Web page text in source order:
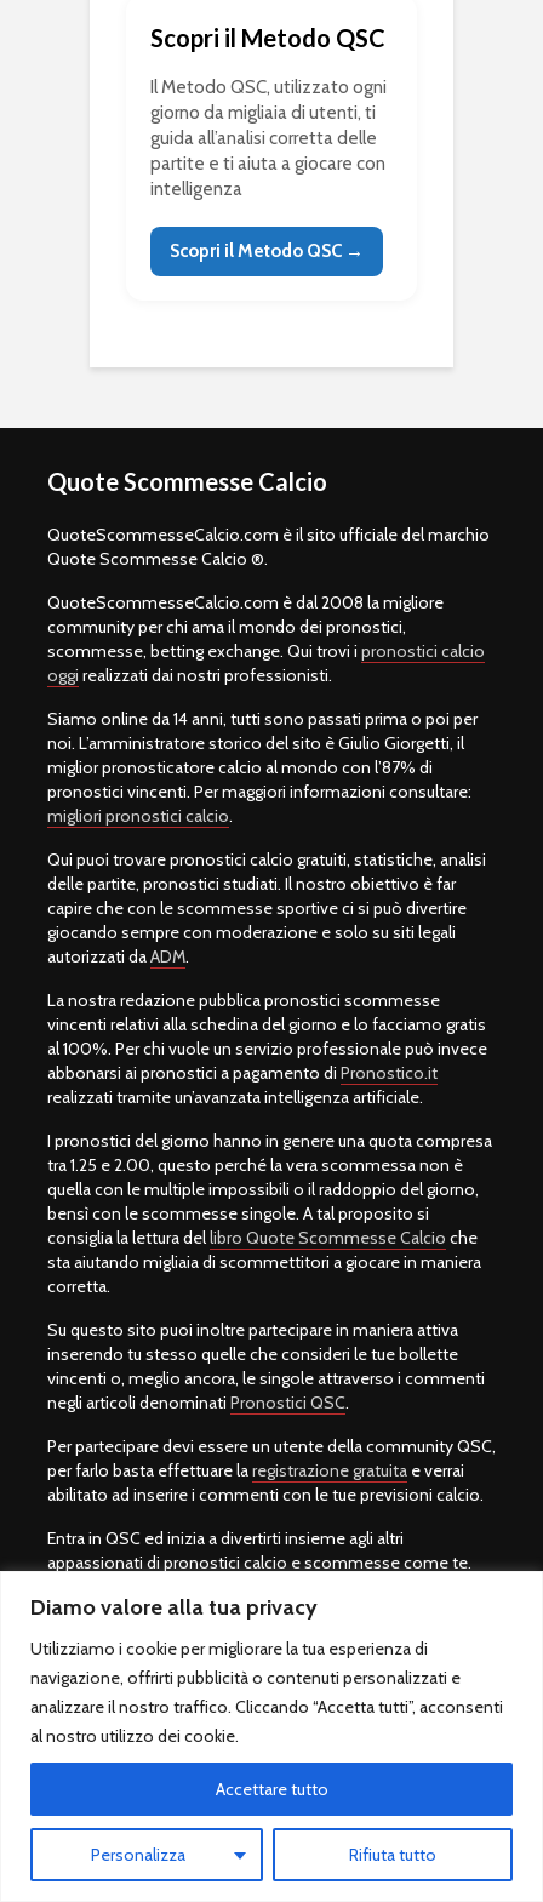
Diamo valore alla tua privacy
Utilizziamo i cookie per migliorare la tua esperienza di
navigazione, offrirti pubblicità o contenuti personalizzati e
analizzare il nostro traffico. Cliccando “Accetta tutti”, acconsenti
al nostro utilizzo dei cookie.
Personalizza Rifiuta tutto
Accettare tutto
Scopri il Metodo QSC
Il Metodo QSC, utilizzato ogni
giorno da migliaia di utenti, ti
guida all’analisi corretta delle
partite e ti aiuta a giocare con
intelligenza
Scopri il Metodo QSC →
Quote Scommesse Calcio
QuoteScommesseCalcio.com è il sito ufficiale del marchio
Quote Scommesse Calcio ®.
QuoteScommesseCalcio.com è dal 2008 la migliore
community per chi ama il mondo dei pronostici,
scommesse, betting exchange. Qui trovi i pronostici calcio
oggi realizzati dai nostri professionisti.
Siamo online da 14 anni, tutti sono passati prima o poi per
noi. L’amministratore storico del sito è Giulio Giorgetti, il
miglior pronosticatore calcio al mondo con l’87% di
pronostici vincenti. Per maggiori informazioni consultare:
migliori pronostici calcio.
Qui puoi trovare pronostici calcio gratuiti, statistiche, analisi
delle partite, pronostici studiati. Il nostro obiettivo è far
capire che con le scommesse sportive ci si può divertire
giocando sempre con moderazione e solo su siti legali
autorizzati daADM.
La nostra redazione pubblica pronostici scommesse
vincenti relativi alla schedina del giorno e lo facciamo gratis
al 100%. Per chi vuole un servizio professionale può invece
abbonarsi ai pronostici a pagamento di Pronostico.it
realizzati tramite un’avanzata intelligenza artificiale.
I pronostici del giorno hanno in genere una quota compresa
tra 1.25 e 2.00, questo perché la vera scommessa non è
quella con le multiple impossibili o il raddoppio del giorno,
bensì con le scommesse singole. A tal proposito si
consiglia la lettura dellibro Quote Scommesse Calcio che
sta aiutando migliaia di scommettitori a giocare in maniera
corretta.
Su questo sito puoi inoltre partecipare in maniera attiva
inserendo tu stesso quelle che consideri le tue bollette
vincenti o, meglio ancora, le singole attraverso i commenti
negli articoli denominati Pronostici QSC.
Per partecipare devi essere un utente della community QSC,
per farlo basta effettuare laregistrazione gratuita e verrai
abilitato ad inserire i commenti con le tue previsioni calcio.
Entra in QSC ed inizia a divertirti insieme agli altri
appassionati di pronostici calcio e scommesse come te.
Primo Piano
Chi Siamo
Migliori pronostici calcio
Migliori siti scommesse
Partite di oggi in TV